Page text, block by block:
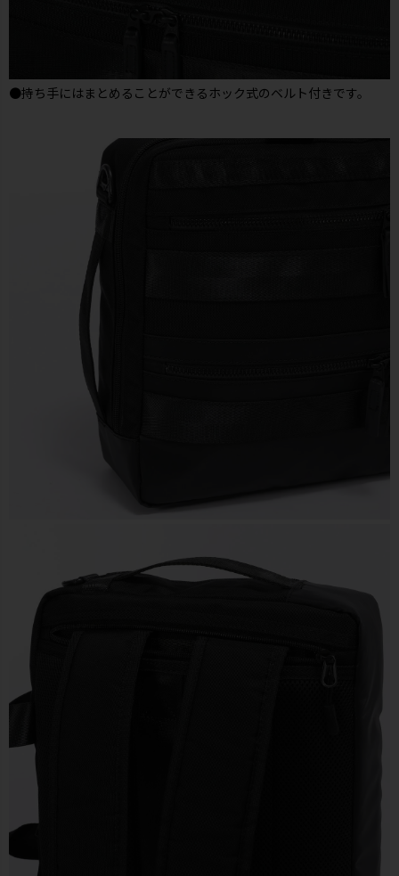
●持ち手にはまとめることができるホック式のベルト付きです。